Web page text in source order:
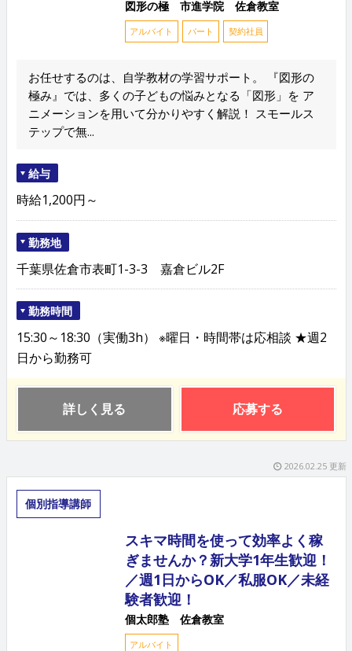
図形の極 市進学院 佐倉教室
アルバイト パート 契約社員
お任せするのは、自学教材の学習サポート。 『図形の
極み』では、多くの子どもの悩みとなる「図形」を ア
ニメーションを用いて分かりやすく解説！ スモールス
テップで無...
給与
時給1,200円～
勤務地
千葉県佐倉市表町1-3-3 嘉倉ビル2F
勤務時間
15:30～18:30（実働3h） ※曜日・時間帯は応相談 ★週2
日から勤務可
詳しく見る 応募する
2026.02.25 更新
個別指導講師
スキマ時間を使って効率よく稼
ぎませんか？新大学1年生歓迎！
／週1日からOK／私服OK／未経
験者歓迎！
個太郎塾 佐倉教室
アルバイト